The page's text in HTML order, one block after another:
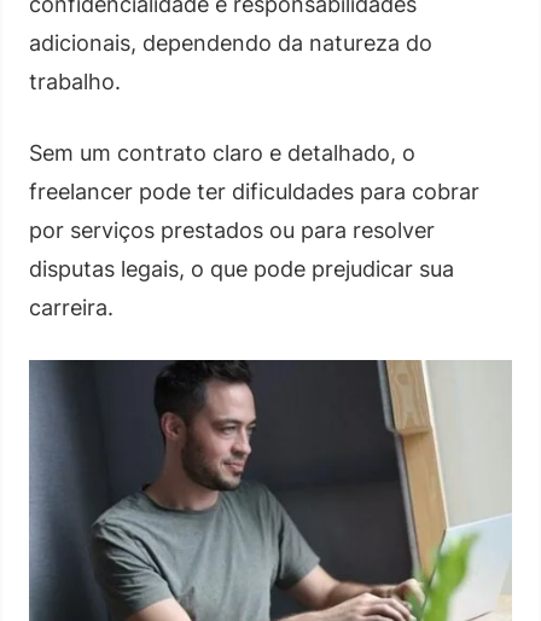
adicionais, dependendo da natureza do
trabalho.
Sem um contrato claro e detalhado, o
freelancer pode ter dificuldades para cobrar
por serviços prestados ou para resolver
disputas legais, o que pode prejudicar sua
carreira.